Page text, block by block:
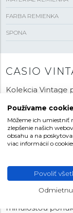
FARBA REMIENKA
SPONA
CASIO
Kolekcia Vintage
Radi by ste
Vintage je
funkciou. Je k
vzhľadom,
svojim tvarom a
hodinky značky
vyberať z
minulosťou
Používame
Môžeme ich umiestniť
zlepšenie našich
obsahu a na
viac informácií o
Povoliť